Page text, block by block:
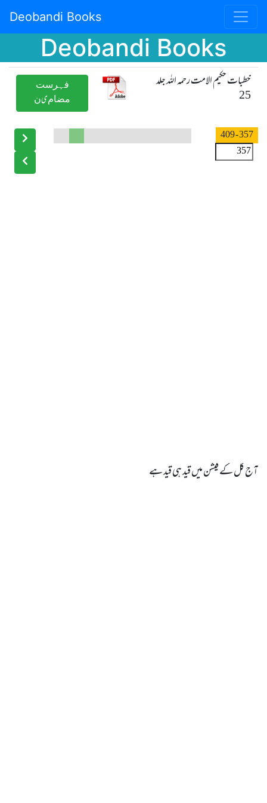
Deobandi Books
Deobandi Books
خطبات حکیم الامت رحمہ اللہ جلد
25
ﻓﮩﺮﺳﺖ
ﻣﻀﺎﻡیﻥ
357
- 409
آج کل کے فیشن میں قید ہی قید ہے